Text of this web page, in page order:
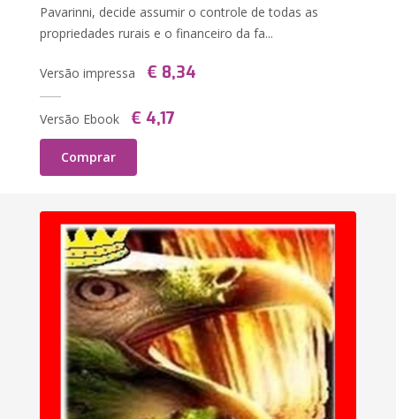
Pavarinni, decide assumir o controle de todas as
propriedades rurais e o financeiro da fa...
Versão impressa € 8,34
Versão Ebook € 4,17
Comprar